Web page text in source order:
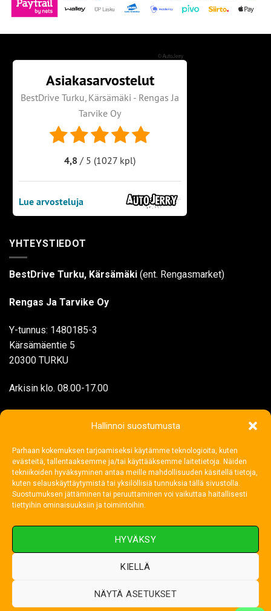
Hallinnoi suostumusta
Parhaan kokemuksen tarjoamiseksi käytämme teknologioita, kuten
evästeitä, tallentaaksemme ja/tai käyttääksemme laitetietoja. Näiden
tekniikoiden hyväksyminen antaa meille mahdollisuuden käsitellä tietoja,
kuten selauskäyttäytymistä tai yksilöllisiä tunnuksia tällä sivustolla.
Suostumuksen jättäminen tai peruuttaminen voi vaikuttaa haitallisesti
tiettyihin ominaisuuksiin ja toimintoihin.
HYVÄKSY
KIELLÄ
NÄYTÄ ASETUKSET
© AutoJerry
YHTEYSTIEDOT
BestDrive Turku, Kärsämäki (ent. Rengasmarket)
Rengas Ja Tarvike Oy
Y-tunnus: 1480185-3
Kärsämäentie 5
20300 TURKU
Arkisin klo. 08.00-17.00
02 272 1199
Visa MasterCardCredit